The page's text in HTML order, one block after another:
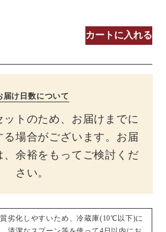
カートに入れる
届け日数について
ットのため、お届けまでに
る場合がございます。お届
、余裕をもってご検討くだ
さい。
劣化しやすいため、冷蔵庫(10℃以下)に